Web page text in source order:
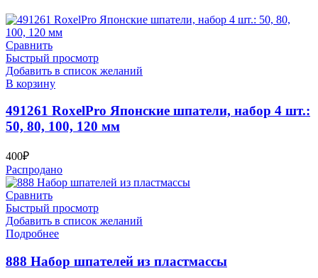
Сравнить
Быстрый просмотр
Добавить в список желаний
В корзину
491261 RoxelPro Японские шпатели, набор 4 шт.:
50, 80, 100, 120 мм
400₽
Распродано
Сравнить
Быстрый просмотр
Добавить в список желаний
Подробнее
888 Набор шпателей из пластмассы